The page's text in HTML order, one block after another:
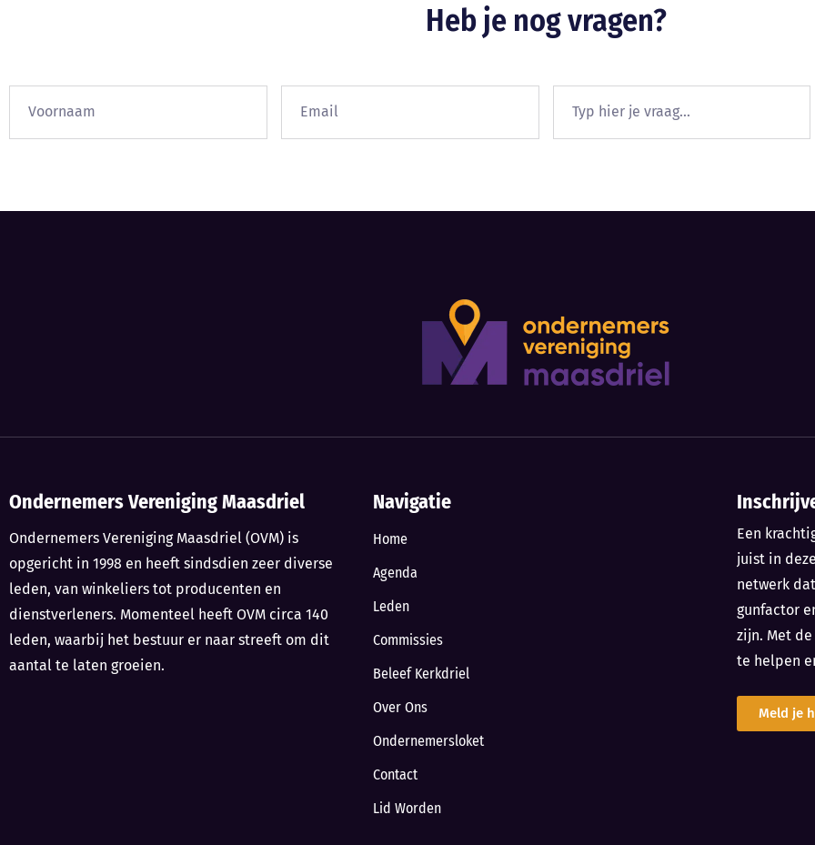
Heb je nog vragen?
Ondernemers Vereniging Maasdriel
Ondernemers Vereniging Maasdriel (OVM) is
opgericht in 1998 en heeft sindsdien zeer diverse
leden, van winkeliers tot producenten en
dienstverleners. Momenteel heeft OVM circa 140
leden, waarbij het bestuur er naar streeft om dit
aantal te laten groeien.
Navigatie
Home
Agenda
Leden
Commissies
Beleef Kerkdriel
Over Ons
Ondernemersloket
Contact
Lid Worden
Een
juist in
netwerk
gunfactor
zijn. Met
te helpen
Meld je